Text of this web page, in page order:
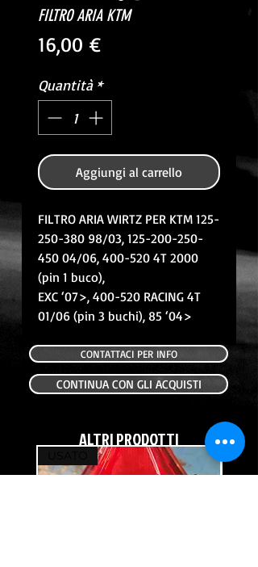
FILTRO ARIA KTM
16,00 €Prezzo
Quantità *
Aggiungi al carrello
FILTRO ARIA WIRTZ PER KTM 125-
250-380 98/03, 125-200-250-
450 04/06, 400-520 4T 2000
(pin 1 buco),
EXC ‘07>, 400-520 RACING 4T
01/06 (pin 3 buchi), 85 ‘04>
CONTATTACI PER INFO
CONTINUA CON GLI ACQUISTI
ALTRI PRODOTTI